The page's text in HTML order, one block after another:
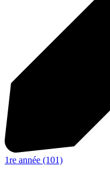
1re année (101)